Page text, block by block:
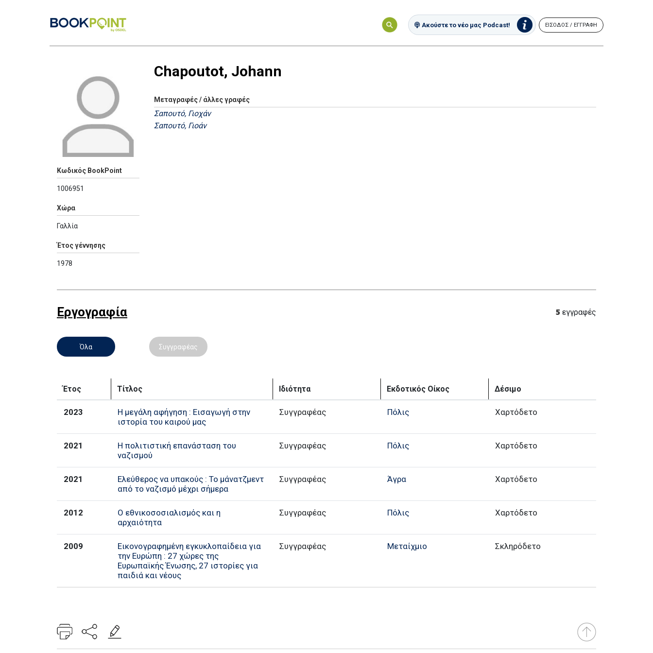
Ακούστε το νέο μας Podcast! ΕΙΣΟΔΟΣ / ΕΓΓΡΑΦΗ
Κωδικός BookPoint
1006951
Χώρα
Γαλλία
Έτος γέννησης
1978
Chapoutot, Johann
Μεταγραφές / άλλες γραφές
Σαπουτό, Γιοχάν
Σαπουτό, Γιοάν
Εργογραφία 5 εγγραφές
Όλα Συγγραφέας
Έτος Τίτλος Ιδιότητα Εκδοτικός Οίκος Δέσιμο
2023
Η μεγάλη αφήγηση : Εισαγωγή στην
ιστορία του καιρού μας
Συγγραφέας Πόλις Χαρτόδετο
2021
Η πολιτιστική επανάσταση του
ναζισμού
Συγγραφέας Πόλις Χαρτόδετο
2021
Ελεύθερος να υπακούς : Το μάνατζμεντ
από το ναζισμό μέχρι σήμερα
Συγγραφέας Άγρα Χαρτόδετο
2012
Ο εθνικοσοσιαλισμός και η
αρχαιότητα
Συγγραφέας Πόλις Χαρτόδετο
2009
Εικονογραφημένη εγκυκλοπαίδεια για
την Ευρώπη : 27 χώρες της
Ευρωπαϊκής Ένωσης, 27 ιστορίες για
παιδιά και νέους
Συγγραφέας Μεταίχμιο Σκληρόδετο